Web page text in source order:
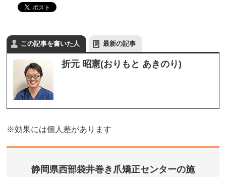
この記事を書いた人 最新の記事
折元 昭憲(おりもと あきのり)
※効果には個人差があります
静岡県西部袋井巻き爪矯正センターの施